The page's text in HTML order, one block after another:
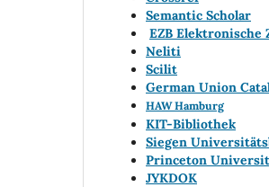
Semantic Scholar
EZB
Neliti
Scilit
German Union
HAW Hamburg
KIT-Bibliothek
Siegen
Princeton
JYKDOK